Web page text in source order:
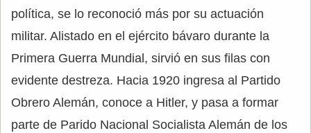
política, se lo reconoció más por su actuación
militar. Alistado en el ejército bávaro durante la
Primera Guerra Mundial, sirvió en sus filas con
evidente destreza. Hacia 1920 ingresa al Partido
Obrero Alemán, conoce a Hitler, y pasa a formar
parte de Parido Nacional Socialista Alemán de los